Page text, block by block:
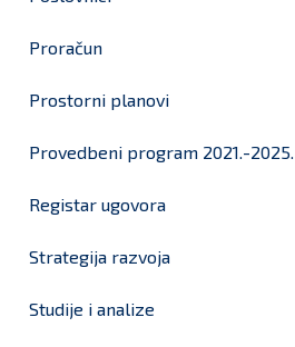
Proračun
Prostorni planovi
Provedbeni program 2021.-2025.
Registar ugovora
Strategija razvoja
Studije i analize